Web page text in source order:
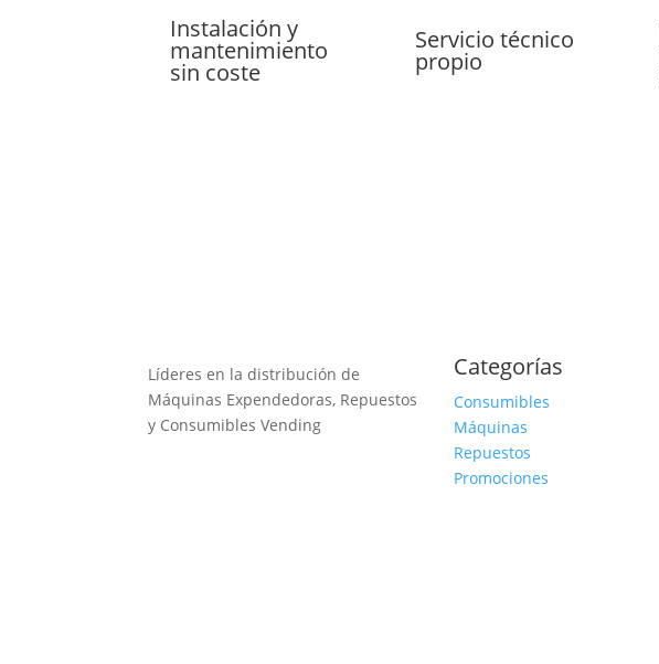
Instalación y
mantenimiento
sin coste
Servicio técnico
propio
Líderes en la distribución de
Máquinas Expendedoras, Repuestos
y Consumibles Vending
Categorías
Consumibles
Máquinas
Repuestos
Promociones